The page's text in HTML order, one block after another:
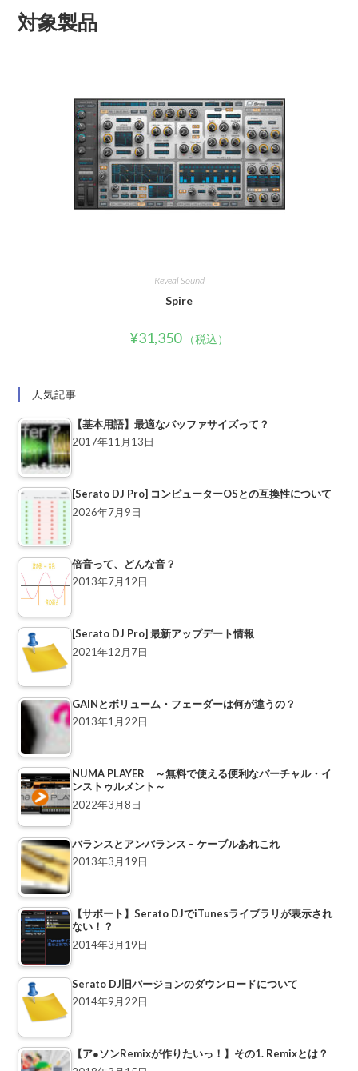
対象製品
Reveal Sound
Spire
¥31,350 （税込）
人気記事
【基本用語】最適なバッファサイズって？
2017年11月13日
[Serato DJ Pro] コンピューターOSとの互換性について
2026年7月9日
倍音って、どんな音？
2013年7月12日
[Serato DJ Pro] 最新アップデート情報
2021年12月7日
GAINとボリューム・フェーダーは何が違うの？
2013年1月22日
NUMA PLAYER ～無料で使える便利なバーチャル・イ
ンストゥルメント～
2022年3月8日
バランスとアンバランス – ケーブルあれこれ
2013年3月19日
【サポート】Serato DJでiTunesライブラリが表示され
ない！？
2014年3月19日
Serato DJ旧バージョンのダウンロードについて
2014年9月22日
【ア●ソンRemixが作りたいっ！】その1. Remixとは？